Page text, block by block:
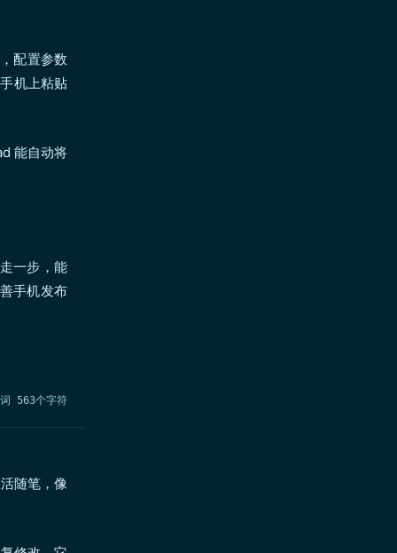
配置参数
机上粘贴
能自动将
一步，能
手机发布
563个字符
随笔，像